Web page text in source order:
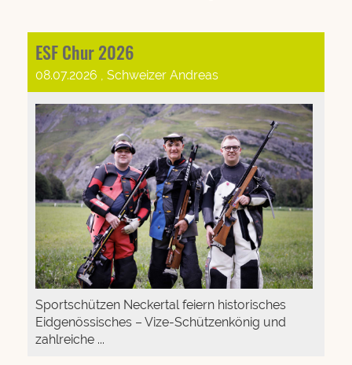
ESF Chur 2026
08.07.2026 , Schweizer Andreas
Sportschützen Neckertal feiern historisches
Eidgenössisches – Vize-Schützenkönig und
zahlreiche ...